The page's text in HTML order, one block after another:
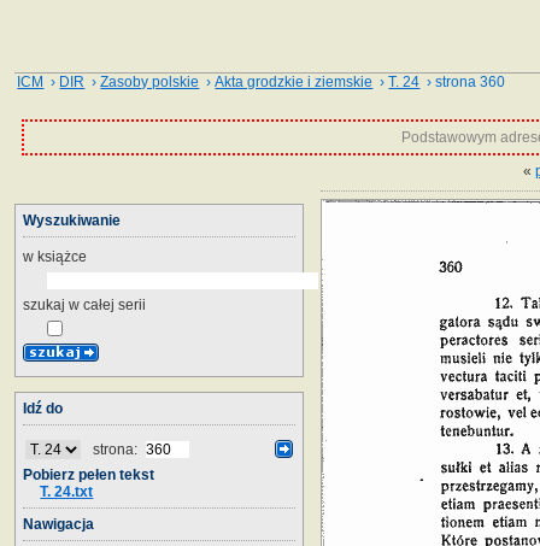
ICM › DIR ›Zasoby polskie ›Akta grodzkie i ziemskie ›T. 24 › strona 360
Podstawowym
«
Wyszukiwanie
w książce
szukaj w całej serii
Idź do
strona:
Pobierz pełen tekst
T. 24.txt
Nawigacja